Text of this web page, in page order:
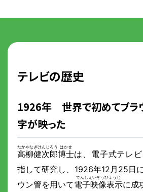
テレビの歴史
1926年 世界で初めてブラウ
字が映った
高柳健次郎博士は、電子式テレ
指して研究し、1926年12月25日
ウン管を用いて電子映像表示に成